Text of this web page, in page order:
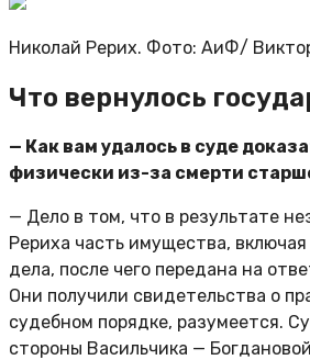
Николай Рерих. Фото: АиФ/
Что вернулось
— Как вам удалось в суде
физически из-за смерти
— Дело в том, что в результате
Рериха часть имущества,
дела, после чего передана на
Они получили свидетельства о
судебном порядке, разумеется.
стороны Васильчика —